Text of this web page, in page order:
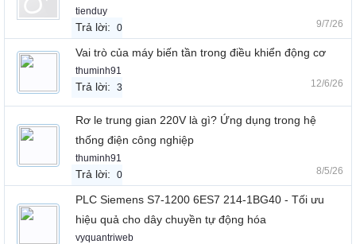
tienduy
Trả lời: 0 9/7/26
Vai trò của máy biến tần trong điều khiển động cơ
thuminh91
Trả lời: 3 12/6/26
Rơ le trung gian 220V là gì? Ứng dụng trong hệ
thống điện công nghiệp
thuminh91
Trả lời: 0 8/5/26
PLC Siemens S7-1200 6ES7 214-1BG40 - Tối ưu
hiệu quả cho dây chuyền tự động hóa
vyquantriweb